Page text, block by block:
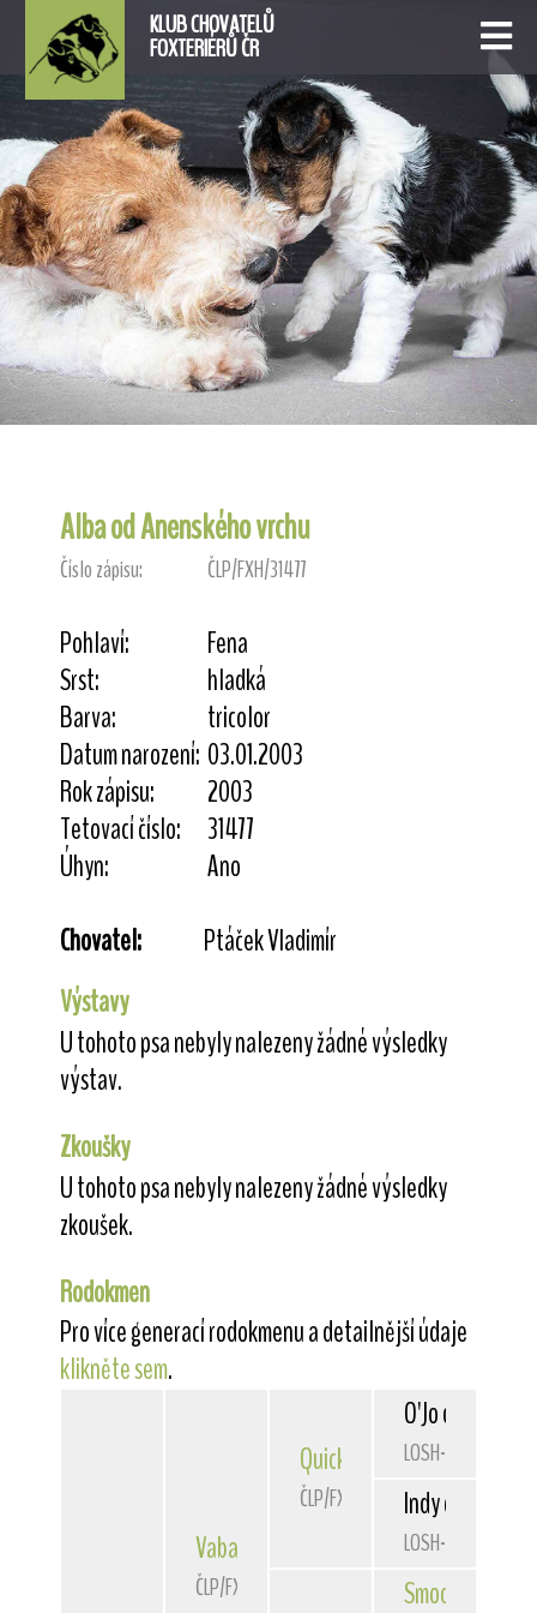
KLUB CHOVATELŮ
FOXTERIÉRŮ ČR
Alba od Anenského vrchu
Číslo zápisu: ČLP/FXH/31477
Pohlaví:
Fena
Srst:
hladká
Barva:
tricolor
Datum narození: 03.01.2003
Rok zápisu:
2003
Tetovací číslo:
31477
Úhyn:
Ano
Chovatel:
Ptáček Vladimír
Výstavy
U tohoto psa nebyly nalezeny žádné výsledky
výstav.
Zkoušky
U tohoto psa nebyly nalezeny žádné výsledky
zkoušek.
Rodokmen
Pro více generací rodokmenu a detailnější údaje
klikněte sem.
Vabang od Rytíře Malovce
ČLP/FXH/29725
Quick Belfox
ČLP/FXH/29303
O'Jo du Bois
LOSH-0642457
Indy des
LOSH-0518115
Smooth